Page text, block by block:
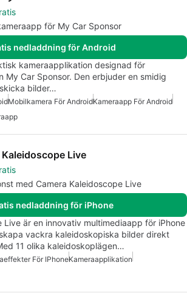
för My Car Sponsor
nedladdning för Android
kameraapplikation designad för
My Car Sponsor. Den erbjuder en smidig
bilder…
Mobilkamera För AndroidKameraapp För Android
Kaleidoscope Live
med Camera Kaleidoscope Live
nedladdning för iPhone
Live är en innovativ multimediaapp för iPhone
vackra kaleidoskopiska bilder direkt
11 olika kaleidoskoplägen…
För IPhoneKameraapplikation